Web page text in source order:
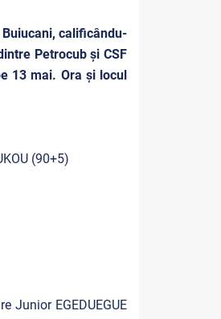
calificându-
Petrocub și CSF
13 mai. Ora și locul
(90+5)
Junior EGEDUEGUE